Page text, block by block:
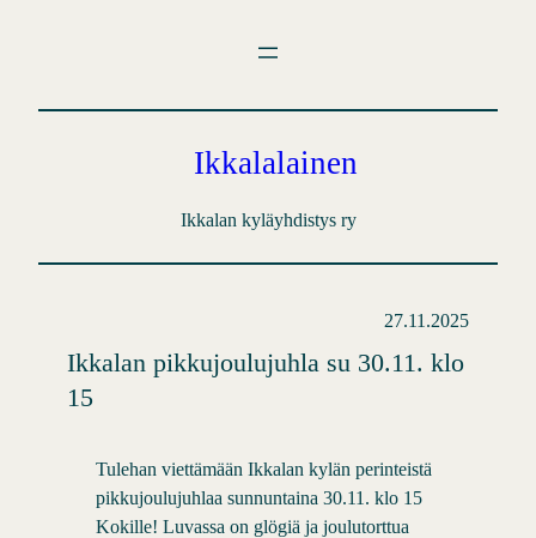
Ikkalalainen
Ikkalan kyläyhdistys ry
27.11.2025
Ikkalan pikkujoulujuhla su 30.11. klo
15
Tulehan viettämään Ikkalan kylän perinteistä
pikkujoulujuhlaa sunnuntaina 30.11. klo 15
Kokille! Luvassa on glögiä ja joulutorttua